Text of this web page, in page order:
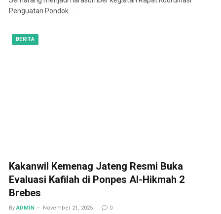
Penguatan Pondok…
BERITA
Kakanwil Kemenag Jateng Resmi Buka
Evaluasi Kafilah di Ponpes Al-Hikmah 2
Brebes
By ADMIN November 21, 2025 0